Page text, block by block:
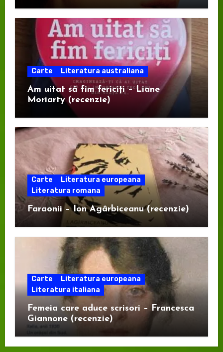
Carte Literatura australiana
Am uitat să fim fericiți – Liane
Moriarty (recenzie)
Carte
Literatura europeana
Literatura romana
Faraonii – Ion Agârbiceanu (recenzie)
Carte
Literatura europeana
Literatura italiana
Femeia care aduce scrisori – Francesca
Giannone (recenzie)